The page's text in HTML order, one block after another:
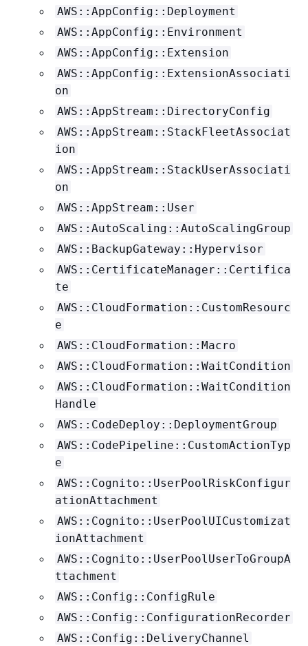
AWS::AppConfig::Deployment
AWS::AppConfig::Environment
AWS::AppConfig::Extension
AWS::AppConfig::ExtensionAssociati
on
AWS::AppStream::DirectoryConfig
AWS::AppStream::StackFleetAssociat
ion
AWS::AppStream::StackUserAssociati
on
AWS::AppStream::User
AWS::AutoScaling::AutoScalingGroup
AWS::BackupGateway::Hypervisor
AWS::CertificateManager::Certifica
te
AWS::CloudFormation::CustomResourc
e
AWS::CloudFormation::Macro
AWS::CloudFormation::WaitCondition
AWS::CloudFormation::WaitCondition
Handle
AWS::CodeDeploy::DeploymentGroup
AWS::CodePipeline::CustomActionTyp
e
AWS::Cognito::UserPoolRiskConfigur
ationAttachment
AWS::Cognito::UserPoolUICustomizat
ionAttachment
AWS::Cognito::UserPoolUserToGroupA
ttachment
AWS::Config::ConfigRule
AWS::Config::ConfigurationRecorder
AWS::Config::DeliveryChannel